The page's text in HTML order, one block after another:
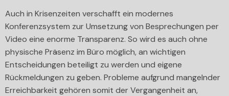
Auch in Krisenzeiten verschafft ein modernes
Konferenzsystem zur Umsetzung von Besprechungen per
Video eine enorme Transparenz. So wird es auch ohne
physische Präsenz im Büro möglich, an wichtigen
Entscheidungen beteiligt zu werden und eigene
Rückmeldungen zu geben. Probleme aufgrund mangelnder
Erreichbarkeit gehören somit der Vergangenheit an,